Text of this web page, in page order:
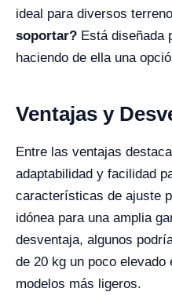
ideal para diversos
soportar? Está diseñada
haciendo de ella una
Ventajas y
Entre las ventajas
adaptabilidad y facilidad
características de ajuste
idónea para una amplia
desventaja, algunos
de 20 kg un poco
modelos más ligeros.